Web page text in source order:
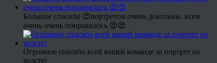
Большое спасибо 😍портретом очень довольны, всем
очень очень понравилось 😍😍
Огромное спасибо всей вашей команде за портрет на
холсте!